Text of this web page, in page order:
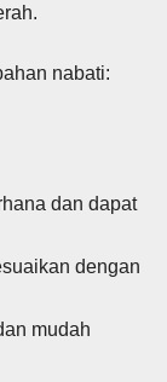
nabati:
dan dapat
dengan
mudah